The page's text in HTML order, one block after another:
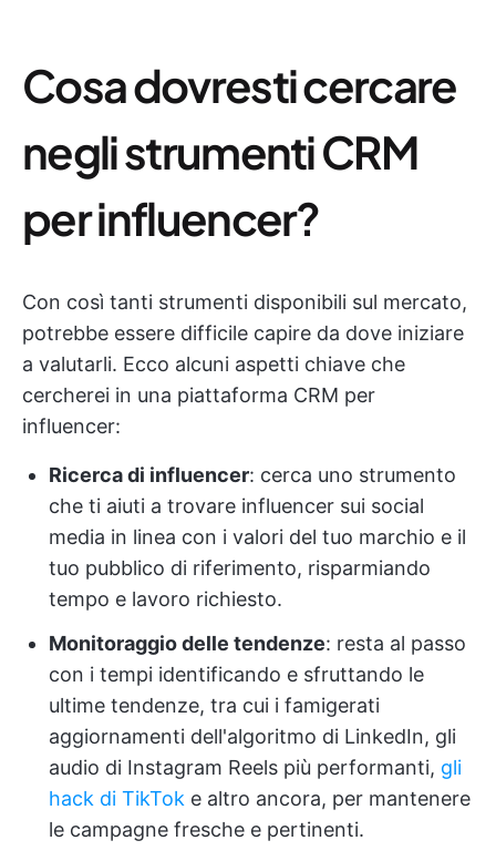
Cosa dovresti cercare
negli strumenti CRM
per influencer?
Con così tanti strumenti disponibili sul mercato,
potrebbe essere difficile capire da dove iniziare
a valutarli. Ecco alcuni aspetti chiave che
cercherei in una piattaforma CRM per
influencer:
Ricerca di influencer: cerca uno strumento
che ti aiuti a trovare influencer sui social
media in linea con i valori del tuo marchio e il
tuo pubblico di riferimento, risparmiando
tempo e lavoro richiesto.
Monitoraggio delle tendenze: resta al passo
con i tempi identificando e sfruttando le
ultime tendenze, tra cui i famigerati
aggiornamenti dell'algoritmo di LinkedIn, gli
audio di Instagram Reels più performanti, gli
hack di TikTok e altro ancora, per mantenere
le campagne fresche e pertinenti.